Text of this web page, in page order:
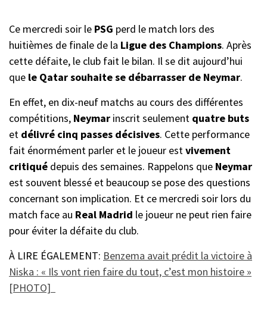
Ce mercredi soir le PSG perd le match lors des
huitièmes de finale de la Ligue des Champions. Après
cette défaite, le club fait le bilan. Il se dit aujourd’hui
que le Qatar souhaite se débarrasser de Neymar.
En effet, en dix-neuf matchs au cours des différentes
compétitions, Neymar inscrit seulement quatre buts
et délivré cinq passes décisives. Cette performance
fait énormément parler et le joueur estvivement
critiqué depuis des semaines. Rappelons que Neymar
est souvent blessé et beaucoup se pose des questions
concernant son implication. Et ce mercredi soir lors du
match face au Real Madrid le joueur ne peut rien faire
pour éviter la défaite du club.
À LIRE ÉGALEMENT: Benzema avait prédit la victoire à
Niska : « Ils vont rien faire du tout, c’est mon histoire »
[PHOTO]